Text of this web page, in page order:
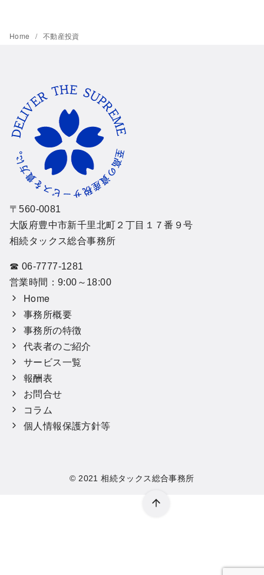
Home 不動産投資
〒560-0081
大阪府豊中市新千里北町２丁目１７番９号
相続タックス総合事務所
☎ 06-7777-1281
営業時間：9:00～18:00
Home
事務所概要
事務所の特徴
代表者のご紹介
サービス一覧
報酬表
お問合せ
コラム
個人情報保護方針等
© 2021相続タックス総合事務所